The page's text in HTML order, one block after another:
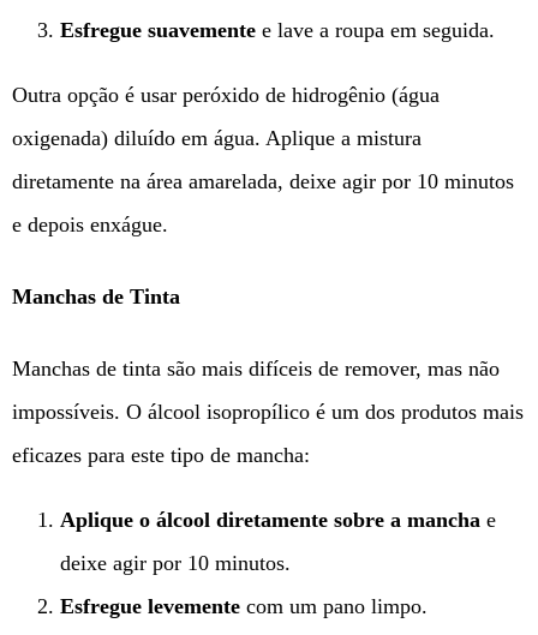
Esfregue suavemente e lave a roupa em seguida.
Outra opção é usar peróxido de hidrogênio (água
oxigenada) diluído em água. Aplique a mistura
diretamente na área amarelada, deixe agir por 10 minutos
e depois enxágue.
Manchas de Tinta
Manchas de tinta são mais difíceis de remover, mas não
impossíveis. O álcool isopropílico é um dos produtos mais
eficazes para este tipo de mancha:
Aplique o álcool diretamente sobre a mancha e
deixe agir por 10 minutos.
Esfregue levemente com um pano limpo.